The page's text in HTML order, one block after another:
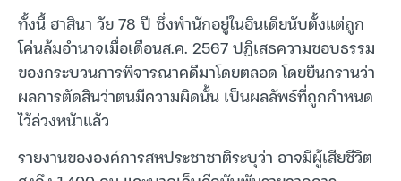
ทั้งนี้ ฮาสินา วัย 78 ปี ซึ่งพำนักอยู่ในอินเดียนับตั้งแต่ถูก
โค่นล้มอำนาจเมื่อเดือนส.ค. 2567 ปฏิเสธความชอบธรรม
ของกระบวนการพิจารณาคดีมาโดยตลอด โดยยืนกรานว่า
ผลการตัดสินว่าตนมีความผิดนั้น เป็นผลลัพธ์ที่ถูกกำหนด
ไว้ล่วงหน้าแล้ว
รายงานขององค์การสหประชาชาติระบุว่า อาจมีผู้เสียชีวิต